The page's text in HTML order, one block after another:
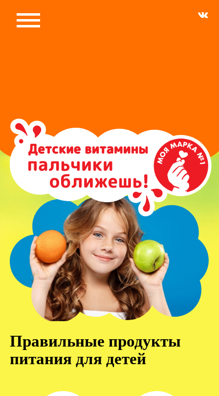
Правильные продукты
питания для детей